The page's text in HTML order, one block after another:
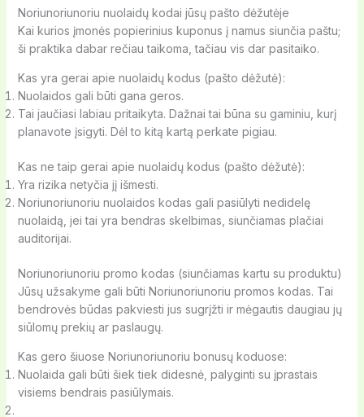
Noriunoriunoriu nuolaidų kodai jūsų pašto dėžutėje
Kai kurios įmonės popierinius kuponus į namus siunčia paštu;
ši praktika dabar rečiau taikoma, tačiau vis dar pasitaiko.
Kas yra gerai apie nuolaidų kodus (pašto dėžutė):
Nuolaidos gali būti gana geros.
Tai jaučiasi labiau pritaikyta. Dažnai tai būna su gaminiu, kurį
planavote įsigyti. Dėl to kitą kartą perkate pigiau.
Kas ne taip gerai apie nuolaidų kodus (pašto dėžutė):
Yra rizika netyčia jį išmesti.
Noriunoriunoriu nuolaidos kodas gali pasiūlyti nedidelę
nuolaidą, jei tai yra bendras skelbimas, siunčiamas plačiai
auditorijai.
Noriunoriunoriu promo kodas (siunčiamas kartu su produktu)
Jūsų užsakyme gali būti Noriunoriunoriu promos kodas. Tai
bendrovės būdas pakviesti jus sugrįžti ir mėgautis daugiau jų
siūlomų prekių ar paslaugų.
Kas gero šiuose Noriunoriunoriu bonusų koduose:
Nuolaida gali būti šiek tiek didesnė, palyginti su įprastais
visiems bendrais pasiūlymais.